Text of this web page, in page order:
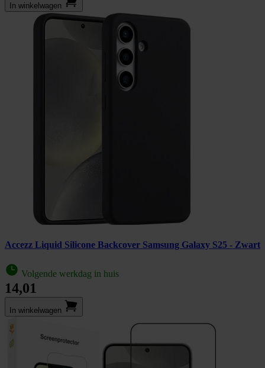
In winkel­wagen
Accezz Liquid Silicone Backcover Samsung Galaxy S25 - Zwart
Volgende werkdag in huis
14,01
In winkel­wagen